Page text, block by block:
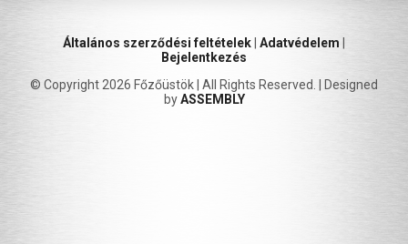
Általános szerződési feltételek Adatvédelem
Bejelentkezés
© Copyright 2026 Főzőüstök | All Rights Reserved. | Designed
byASSEMBLY